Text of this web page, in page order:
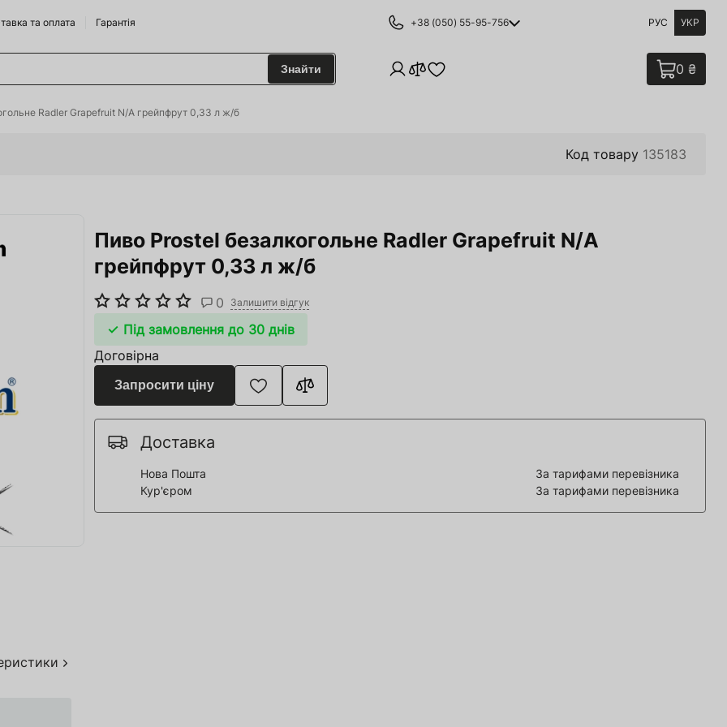
та оплата Гарантія +38 (050) 55-95-756 РУС УКР
Сидрариї
Горки
для Пивоварні
та спорт
HoReCa
Знайти 0 ₴
Radler Grapefruit N/A грейпфрут 0,33 л ж/б
Код товару 135183
Пиво Prostel безалкогольне Radler Grapefruit N/A
грейпфрут 0,33 л ж/б
0 Залишити відгук
Під замовлення до 30 днів
Договірна
Запросити ціну
Доставка
Нова Пошта
За тарифами перевізника
Кур'єром
За тарифами перевізника